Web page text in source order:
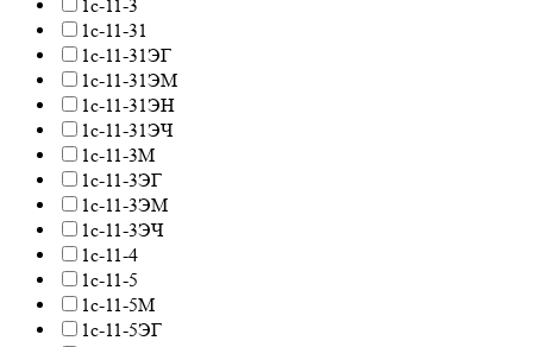
1с-11-3
1с-11-31
1с-11-31ЭГ
1с-11-31ЭМ
1с-11-31ЭН
1с-11-31ЭЧ
1с-11-3М
1с-11-3ЭГ
1с-11-3ЭМ
1с-11-3ЭЧ
1с-11-4
1с-11-5
1с-11-5М
1с-11-5ЭГ